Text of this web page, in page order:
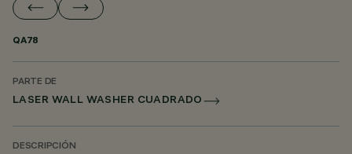
QA78
PARTE DE
LASER WALL WASHER CUADRADO
DESCRIPCIÓN